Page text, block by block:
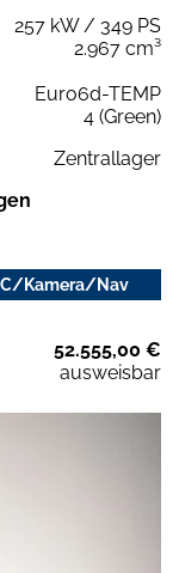
257 kW / 349 PS
2.967 cm³
Euro6d-TEMP
4 (Green)
Zentrallager
Kamera/Nav
52.555,00 €
ausweisbar